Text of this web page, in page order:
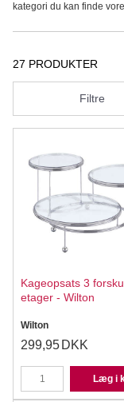
kategori du kan finde
27 PRODUKTER
Filtre
Kageopsats 3
etager - Wilton
Wilton
299,95 DKK
Læg i